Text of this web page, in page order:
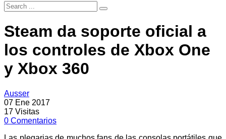
Steam da soporte oficial a
los controles de Xbox One
y Xbox 360
Ausser
07 Ene 2017
17 Visitas
0 Comentarios